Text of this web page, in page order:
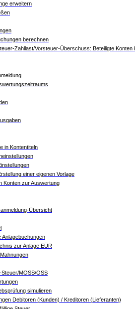
erweitern
berechnen
Zahllast/Vorsteuer-Überschuss: Beteiligte Konten
in Kontentiteln
einer eigenen Vorlage
Konten zur Auswertung
Übersicht
Anlagebuchungen
zur Anlage EÜR
MOSS/OSS
simulieren
Debitoren (Kunden) / Kreditoren (Lieferanten)